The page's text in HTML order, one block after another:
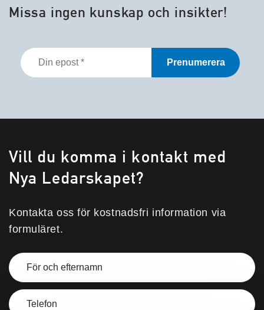
Missa ingen kunskap och insikter!
Din
epost
Vill du komma i kontakt med
Nya Ledarskapet?
Kontakta oss för kostnadsfri information via
formuläret.